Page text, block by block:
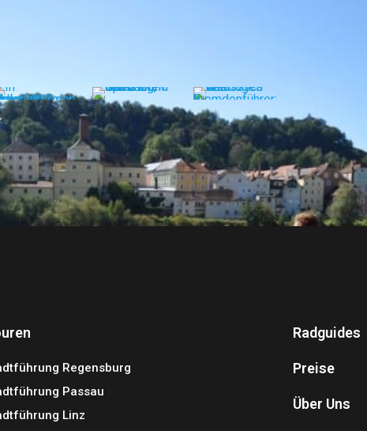
Regensburg
Passau
Linz
Radguides
Preise
Über Uns